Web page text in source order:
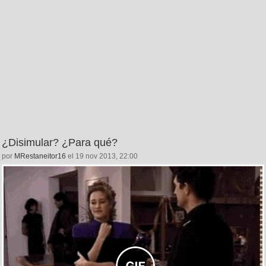
¿Disimular? ¿Para qué?
por MRestaneitor16 el 19 nov 2013, 22:00